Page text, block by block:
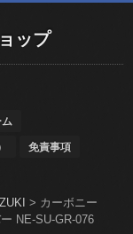
ップ
免責事項
> カーボニー
NE-SU-GR-076